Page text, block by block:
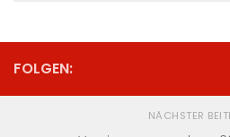
FOLGEN:
NÄCHSTER